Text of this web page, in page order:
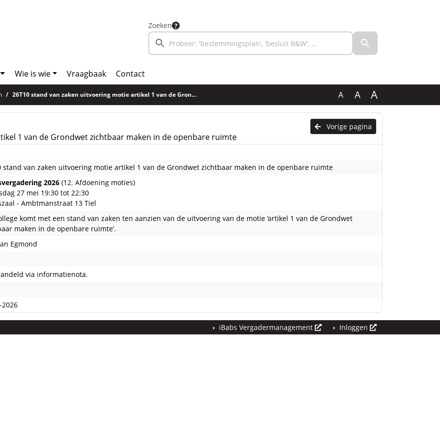
Zoeken
Wie is wie Vraagbaak Contact
26T10 stand van zaken uitvoering motie artikel 1 van de Grondwet zichtbaar maken in de openbare ruimte A A A
Vorige pagina
1 van de Grondwet zichtbaar maken in de openbare ruimte
stand van zaken uitvoering motie artikel 1 van de Grondwet zichtbaar maken in de openbare ruimte
2026 (12. Afdoening moties)
27 mei 19:30 tot 22:30
- Ambtmanstraat 13 Tiel
komt met een stand van zaken ten aanzien van de uitvoering van de motie ‘artikel 1 van de Grondwet
maken in de openbare ruimte’.
Egmond
via informatienota.
2026
iBabs Vergadermanagement Inloggen